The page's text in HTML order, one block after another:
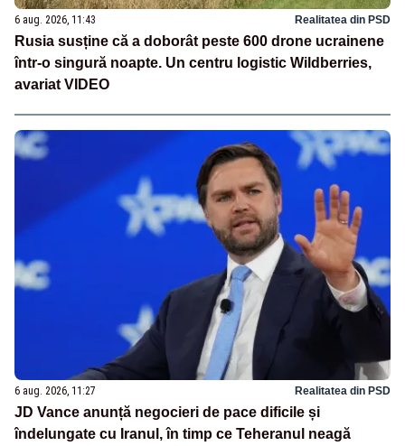
6 aug. 2026, 11:43 Realitatea din PSD
Rusia susține că a doborât peste 600 drone ucrainene
într-o singură noapte. Un centru logistic Wildberries,
avariat VIDEO
6 aug. 2026, 11:27 Realitatea din PSD
JD Vance anunță negocieri de pace dificile și
îndelungate cu Iranul, în timp ce Teheranul neagă